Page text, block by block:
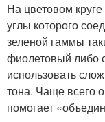
На цветовом круге
углы которого
зеленой гаммы
фиолетовый либо
использовать
тона. Чаще всего
помогает